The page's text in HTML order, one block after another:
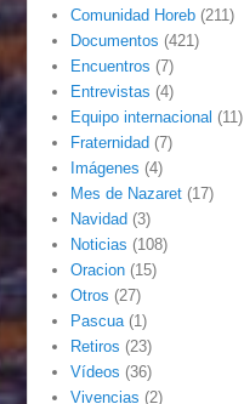
Comunidad Horeb (211)
Documentos (421)
Encuentros (7)
Entrevistas (4)
Equipo internacional (11)
Fraternidad (7)
Imágenes (4)
Mes de Nazaret (17)
Navidad (3)
Noticias (108)
Oracion (15)
Otros (27)
Pascua (1)
Retiros (23)
Vídeos (36)
Vivencias (2)